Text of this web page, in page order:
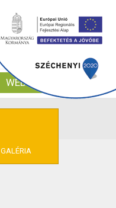
0
WEBSHOP
GALÉRIA